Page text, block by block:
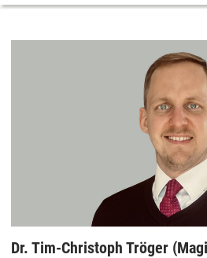
Dr. Tim-Christoph Tröger